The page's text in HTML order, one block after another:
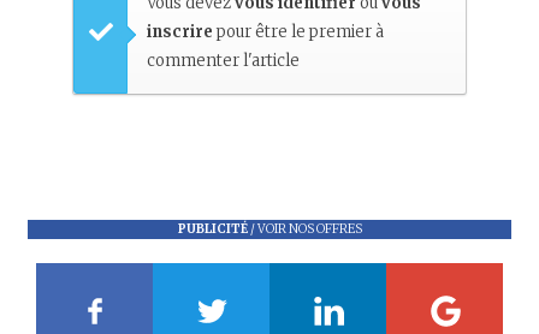
inscrire pour être le premier à
commenter l'article
PUBLICITÉ/VOIR NOS OFFRES